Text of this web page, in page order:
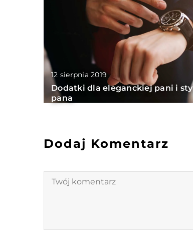
12 sierpnia 2019
Dodatki dla eleganckiej pani i
pana
Dodaj Komentarz